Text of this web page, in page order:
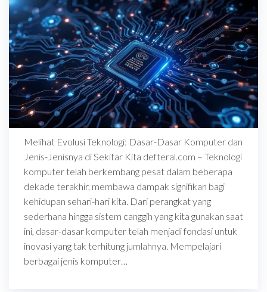
Melihat Evolusi Teknologi: Dasar-Dasar Komputer dan
Jenis-Jenisnya di Sekitar Kita defteral.com – Teknologi
komputer telah berkembang pesat dalam beberapa
dekade terakhir, membawa dampak signifikan bagi
kehidupan sehari-hari kita. Dari perangkat yang
sederhana hingga sistem canggih yang kita gunakan saat
ini, dasar-dasar komputer telah menjadi fondasi untuk
inovasi yang tak terhitung jumlahnya. Mempelajari
berbagai jenis komputer…